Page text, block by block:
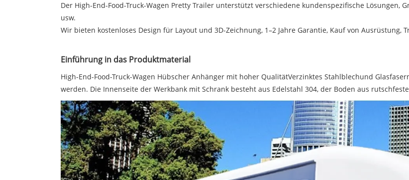
Der High-End-Food-Truck-Wagen Pretty Trailer unterstützt verschiedene kundenspezifische Lösungen,
usw.
Wir bieten kostenloses Design für Layout und 3D-Zeichnung, 1–2 Jahre Garantie, Kauf von Ausrüstung,
Einführung in das Produktmaterial
High-End-Food-Truck-Wagen Hübscher Anhänger mit hoher QualitätVerzinktes Stahlblechund
werden. Die Innenseite der Werkbank mit Schrank besteht aus Edelstahl 304, der Boden aus